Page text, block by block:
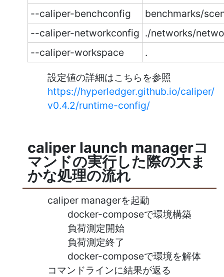
--caliper-benchconfig
benchmarks/
--caliper-networkconfig ./networks/
--caliper-workspace
.
設定値の詳細はこちらを参照
https://hyperledger.github.io/caliper/
v0.4.2/runtime-config/
caliper launch managerコ
マンドの実行した際の大ま
かな処理の流れ
caliper managerを起動
docker-composeで環境構築
負荷測定開始
負荷測定終了
docker-composeで環境を解体
コマンドラインに結果が返る